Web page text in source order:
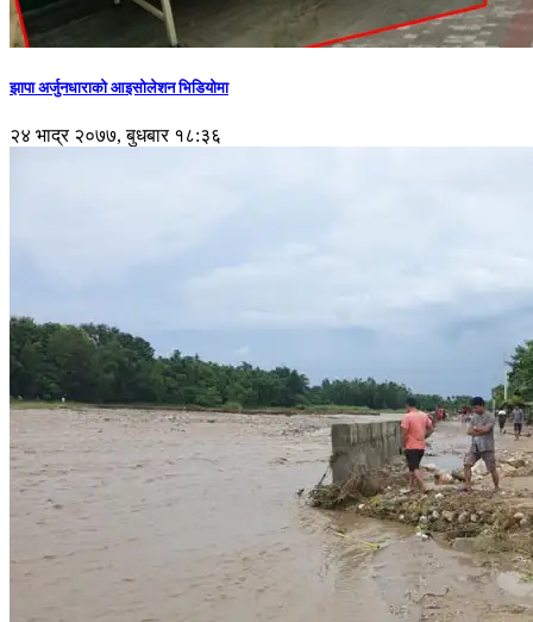
झापा अर्जुनधाराको आइसोलेशन भिडियोमा
२४ भाद्र २०७७, बुधबार १८:३६